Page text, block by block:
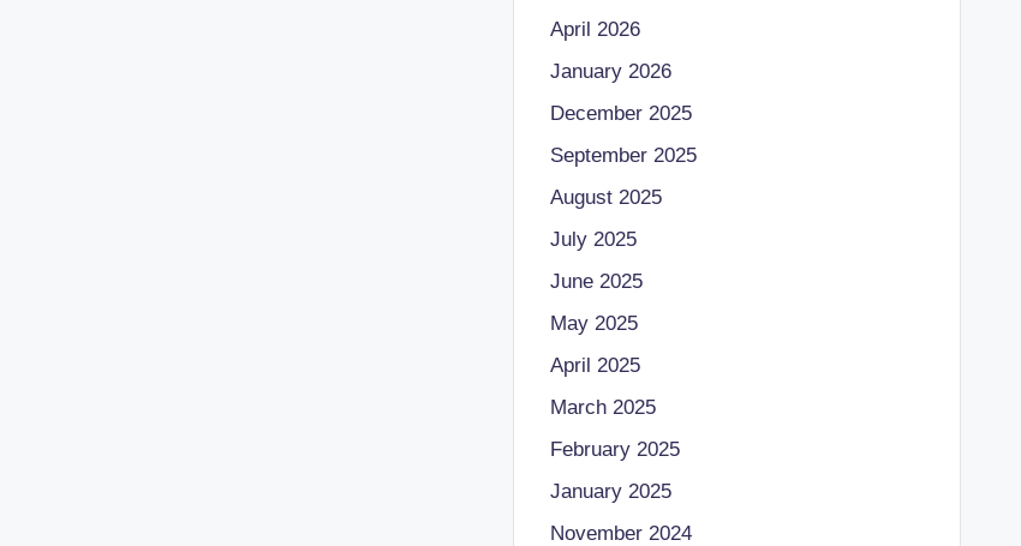
April 2026
January 2026
December 2025
September 2025
August 2025
July 2025
June 2025
May 2025
April 2025
March 2025
February 2025
January 2025
November 2024